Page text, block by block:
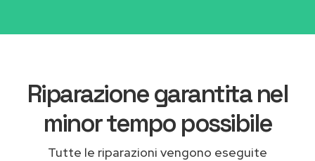
Riparazione garantita nel
minor tempo possibile
Tutte le riparazioni vengono eseguite